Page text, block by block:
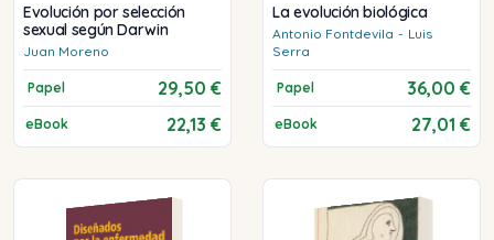
Evolución por selección
sexual según Darwin
Juan Moreno
Papel 29,50 €
eBook 22,13 €
La evolución biológica
Antonio Fontdevila - Luis
Serra
Papel 36,00 €
eBook 27,01 €